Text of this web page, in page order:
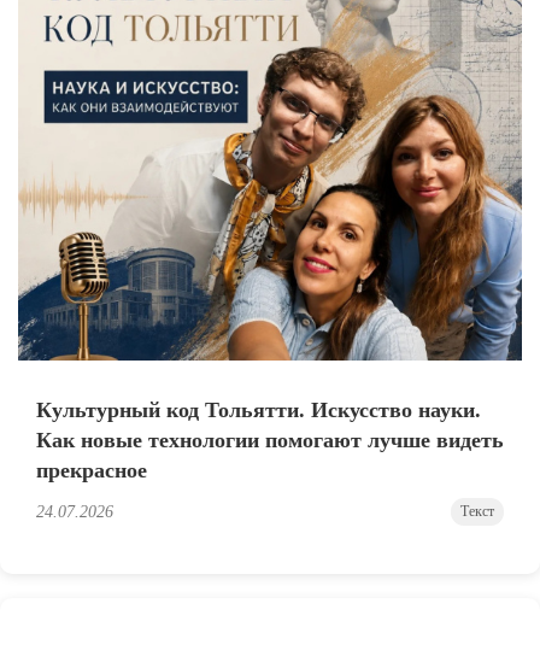
Культурный код Тольятти. Искусство науки.
Как новые технологии помогают лучше видеть
прекрасное
24.07.2026 Текст